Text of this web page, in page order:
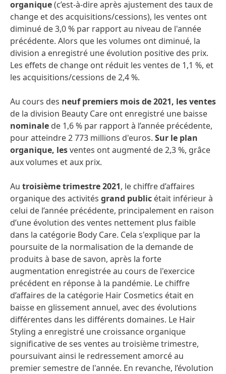
organique(c’est-à-dire après ajustement des taux de
change et des acquisitions/cessions), les ventes ont
diminué de 3,0 % par rapport au niveau de l'année
précédente. Alors que les volumes ont diminué, la
division a enregistré une évolution positive des prix.
Les effets de change ont réduit les ventes de 1,1 %, et
les acquisitions/cessions de 2,4 %.
Au cours des neuf premiers mois de 2021, les ventes
de la division Beauty Care ont enregistré une baisse
nominale de 1,6 % par rapport à l’année précédente,
pour atteindre 2 773 millions d'euros. Sur le plan
organique, lesventes ont augmenté de 2,3 %, grâce
aux volumes et aux prix.
Au troisième trimestre 2021, le chiffre d’affaires
organique des activités grand public était inférieur à
celui de l’année précédente, principalement en raison
d’une évolution des ventes nettement plus faible
dans la catégorie Body Care. Cela s'explique par la
poursuite de la normalisation de la demande de
produits à base de savon, après la forte
augmentation enregistrée au cours de l'exercice
précédent en réponse à la pandémie. Le chiffre
d’affaires de la catégorie Hair Cosmetics était en
baisse en glissement annuel, avec des évolutions
différentes dans les différents domaines. Le Hair
Styling a enregistré une croissance organique
significative de ses ventes au troisième trimestre,
poursuivant ainsi le redressement amorcé au
premier semestre de l'année. En revanche, l’évolution